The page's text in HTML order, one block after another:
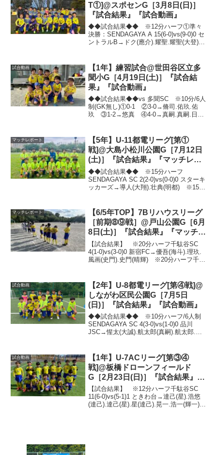
T①]@スポセンG［3月8日(日)］
『試合結果』『試合動画』
◆◆試合結果◆◆ ※12分ハーフ①準々
決勝：SENDAGAYA A 15(6-0)vs(9-0)0 セ
ントラルB→ドク(應介).耀聖.耀聖(大登).
試合動画
【1年】練習試合@世田谷区立多
聞小G［4月19日(土)］『試合結
果』『試合動画』
◆◆試合結果◆◆vs 多聞SC ※10分/6人
制(GK無し)①0-1 ②3-0→脩司.佑玖.佑
玖 ③1-2→悠真 ④4-0→真嗣.真嗣.日夏
己.達己...
マッチレポート
【5年】U-11都電リーグ[第①
戦]@大島小松川公園G［7月12日
(土)］『試合結果』『マッチレポ
ート』『試合動画』
◆◆試合結果◆◆ ※15分ハーフ
SENDAGAYA SC 2(2-0)vs(0-0)0 スターキ
ッカーズ→導人(大翔).壮典(明都) ※15分
ました‼️敢え...
マッチレポート
【6/5年TOP】7Bリハウスリーグ
［前期➇⑨戦］@戸山公園G［6月
8日(土)］『試合結果』『マッチレ
ポート』『試合動画』
【試合結果】 ※20分ハーフ千駄谷SC
4(1-0)vs(3-0)0 新宿FC→優吾(海斗).理玖.
風画(史門).史門(晴輝) ※20分ハーフ千駄
試合動画
【2年】U-8都電リーグ[第④戦]@
しながわ区民公園G［7月5日
(日)］『試合結果』『試合動画』
◆◆試合結果◆◆ ※10分ハーフ/6人制
SENDAGAYA SC 4(3-0)vs(1-0)0 品川
JSC→惺太(大誠).航太郎(真嗣).航太郎.
⑤2...
試合動画
【1年】U-7ACリーグ[第③④
戦]@板橋ドローンフィールド
G［2月23日(日)］『試合結果』
『試合動画』
【試合結果】 ※12分ハーフ千駄谷SC
11(6-0)vs(5-1)1 ときわ台→達己(星).浩悠
(達己).達己(星).星(達己).晃一.浩一(輝一).